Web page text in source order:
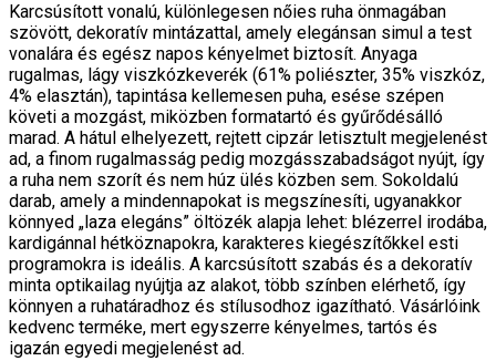
Karcsúsított vonalú, különlegesen nőies ruha önmagában
szövött, dekoratív mintázattal, amely elegánsan simul a test
vonalára és egész napos kényelmet biztosít. Anyaga
rugalmas, lágy viszkózkeverék (61% poliészter, 35% viszkóz,
4% elasztán), tapintása kellemesen puha, esése szépen
követi a mozgást, miközben formatartó és gyűrődésálló
marad. A hátul elhelyezett, rejtett cipzár letisztult megjelenést
ad, a finom rugalmasság pedig mozgásszabadságot nyújt, így
a ruha nem szorít és nem húz ülés közben sem. Sokoldalú
darab, amely a mindennapokat is megszínesíti, ugyanakkor
könnyed „laza elegáns” öltözék alapja lehet: blézerrel irodába,
kardigánnal hétköznapokra, karakteres kiegészítőkkel esti
programokra is ideális. A karcsúsított szabás és a dekoratív
minta optikailag nyújtja az alakot, több színben elérhető, így
könnyen a ruhatáradhoz és stílusodhoz igazítható. Vásárlóink
kedvenc terméke, mert egyszerre kényelmes, tartós és
igazán egyedi megjelenést ad.